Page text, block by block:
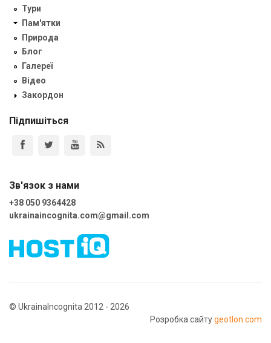
Тури
Пам'ятки
Природа
Блог
Галереї
Відео
Закордон
Підпишіться
Зв'язок з нами
+38 050 9364428
ukrainaincognita.com@gmail.com
© UkrainaIncognita 2012 - 2026
Розробка сайтуgeotlon.com